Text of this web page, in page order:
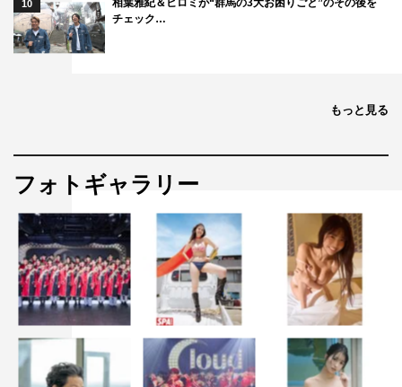
10
チェック…
もっと見る
フォトギャラリー